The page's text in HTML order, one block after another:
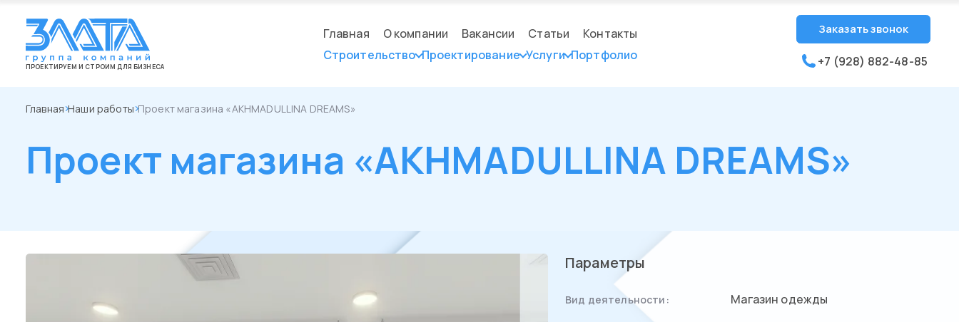
ПРОЕКТИРУЕМ И СТРОИМ ДЛЯ БИЗНЕСА
Главная О компании Вакансии Статьи
Контакты
Строительство Проектирование Услуги Портфолио
Заказать звонок
+7 (928) 882-48-85
Главная Наши работы Проект магазина «AKHMADULLINA DREAMS»
Проект магазина «AKHMADULLINA DREAMS»
Параметры
Вид деятельности: Магазин одежды